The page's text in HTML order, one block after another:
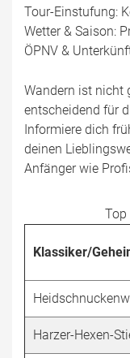
Tour-Einstufung:
Wetter & Saison:
ÖPNV &
Wandern ist nicht
entscheidend für
Informiere dich
deinen
Anfänger wie
Top
Klassiker/
Harzer-Hexen-